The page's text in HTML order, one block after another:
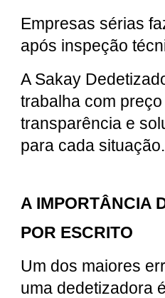
Empresas sérias
após inspeção
A Sakay
trabalha com
transparência e
para cada situação.
A IMPORTÂNCIA
POR ESCRITO
Um dos maiores
uma dedetizadora